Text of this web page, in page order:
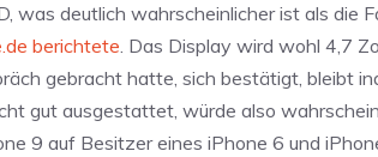
was deutlich wahrscheinlicher ist als die
berichtete. Das Display wird wohl 4,7
gebracht hatte, sich bestätigt, bleibt
gut ausgestattet, würde also
9 auf Besitzer eines iPhone 6 und